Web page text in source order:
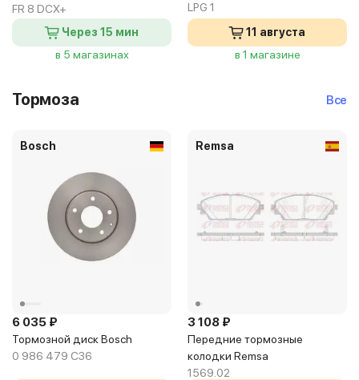
FR 8 DCX+
Через 15 мин
в 5 магазинах
LPG 1
11 августа
в 1 магазине
Тормоза Все
Bosch
6 035 ₽
Тормозной диск Bosch
0 986 479 C36
Remsa
3 108 ₽
Передние тормозные
колодки Remsa
1569.02